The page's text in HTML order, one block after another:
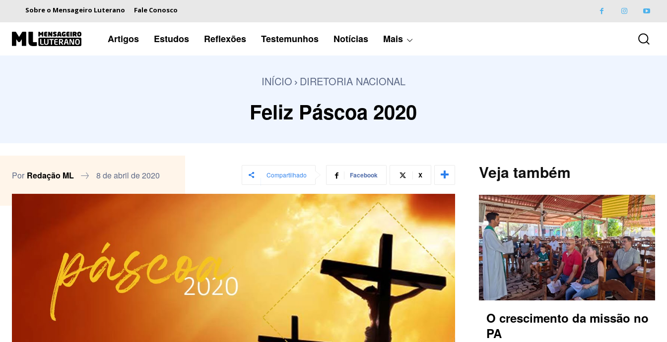
Sobre o Mensageiro Luterano Fale Conosco
Artigos Estudos Reflexões Testemunhos Notícias Mais
INÍCIO DIRETORIA NACIONAL
Feliz Páscoa 2020
Por Redação ML 8 de abril de 2020 Compartilhado Facebook X Veja também
O crescimento da missão no
PA